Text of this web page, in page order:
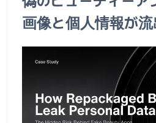
画像と個人情報が流